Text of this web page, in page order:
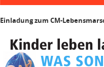
Einladung zum CM-